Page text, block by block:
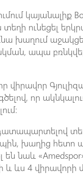
կայանալիք
ունեցել
խաղում
ապա
վիրավոր
որ
դատապարտելով
խաղից հետո
նաև
ևս 4 վիրավորի